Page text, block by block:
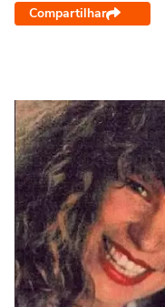
Compartilhar